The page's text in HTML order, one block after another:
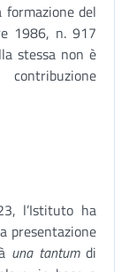
formazione del
1986, n. 917
stessa non è
l’Istituto ha
presentazione
una tantumdi